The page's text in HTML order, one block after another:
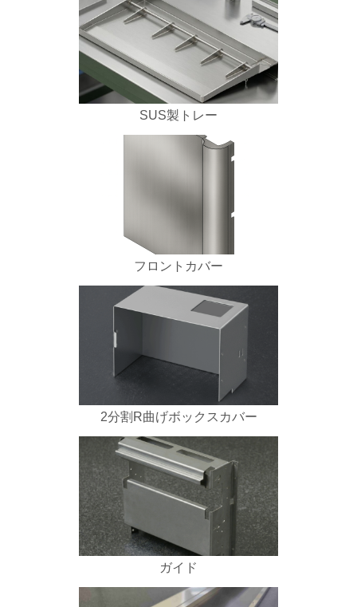
SUS製トレー
フロントカバー
2分割R曲げボックスカバー
ガイド